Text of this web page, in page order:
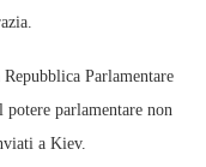
Parlamentare
parlamentare non
a Kiev.